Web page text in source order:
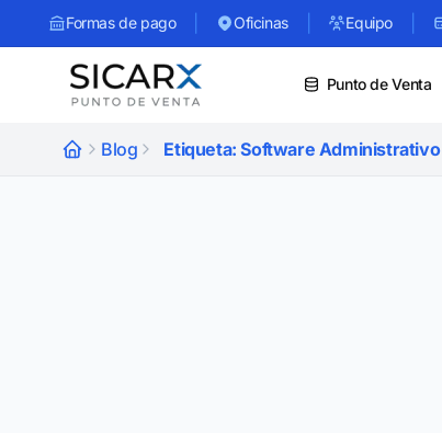
Formas de pago Oficinas Equipo
Punto de Venta
Blog Etiqueta: Software Administrativo